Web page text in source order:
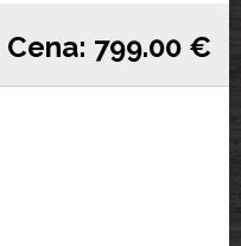
Cena: 799.00 €